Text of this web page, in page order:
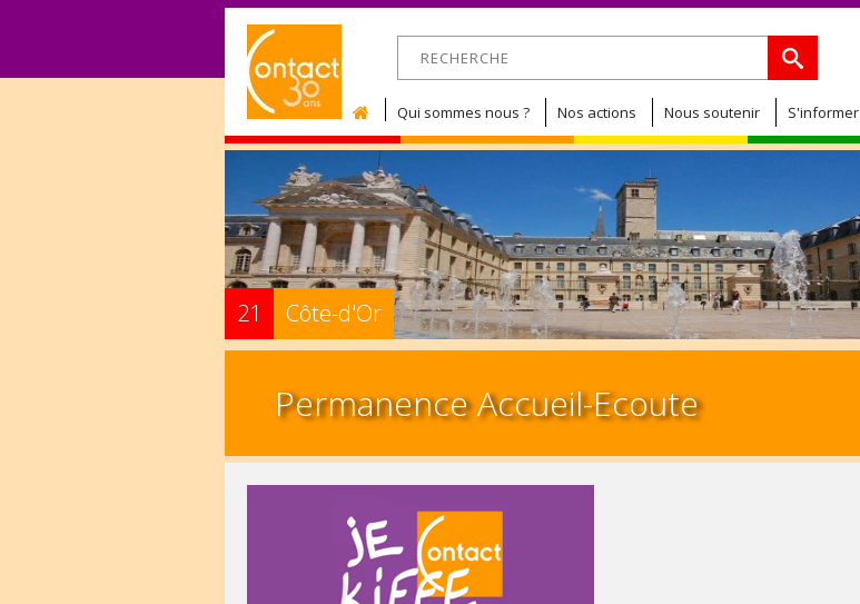
Jump to navigation
Formulaire de recherche
Qui sommes nous ? Nos actions Nous soutenir S'informer
21 Côte-d'Or
Permanence Accueil-Ecoute